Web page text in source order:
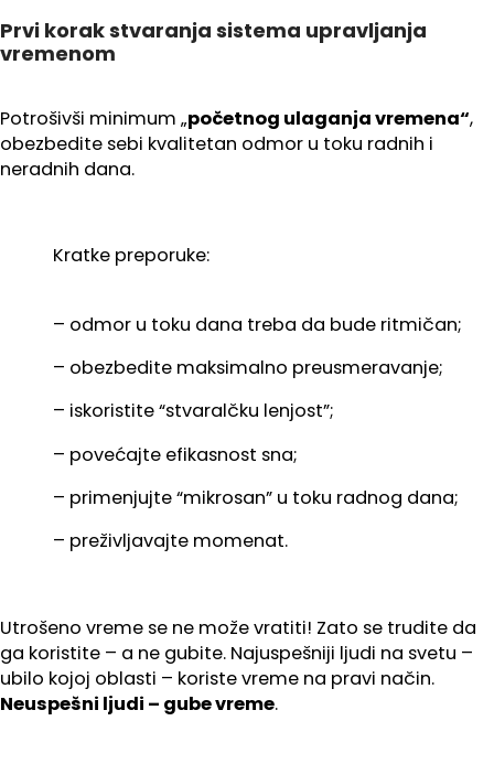
Prvi korak stvaranja sistema upravljanja
vremenom
Potrošivši minimum „početnog ulaganja vremena“,
obezbedite sebi kvalitetan odmor u toku radnih i
neradnih dana.
Kratke preporuke:
– odmor u toku dana treba da bude ritmičan;
– obezbedite maksimalno preusmeravanje;
– iskoristite “stvaralčku lenjost”;
– povećajte efikasnost sna;
– primenjujte “mikrosan” u toku radnog dana;
– preživljavajte momenat.
Utrošeno vreme se ne može vratiti! Zato se trudite da
ga koristite – a ne gubite. Najuspešniji ljudi na svetu –
ubilo kojoj oblasti – koriste vreme na pravi način.
Neuspešni ljudi – gube vreme.